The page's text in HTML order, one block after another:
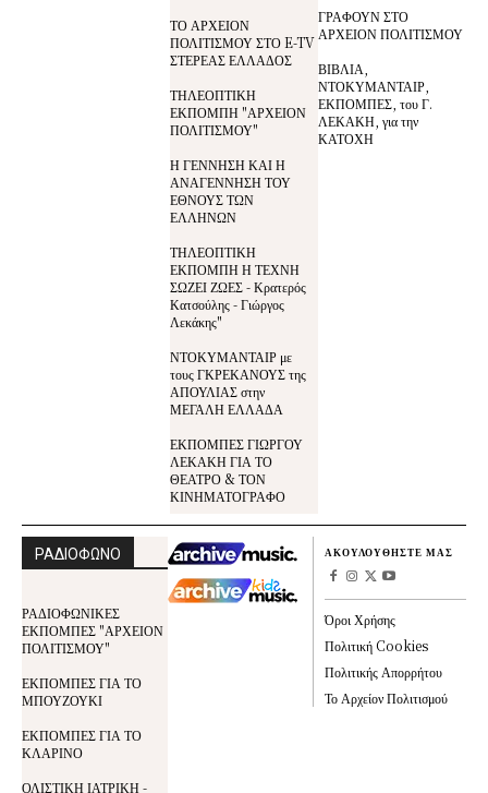
ΤΟ ΑΡΧΕΙΟΝ
ΠΟΛΙΤΙΣΜΟΥ ΣΤΟ E-TV
ΣΤΕΡΕΑΣ ΕΛΛΑΔΟΣ
ΤΗΛΕΟΠΤΙΚΗ
ΕΚΠΟΜΠΗ "ΑΡΧΕΙΟΝ
ΠΟΛΙΤΙΣΜΟΥ"
Η ΓΕΝΝΗΣΗ ΚΑΙ Η
ΑΝΑΓΕΝΝΗΣΗ ΤΟΥ
ΕΘΝΟΥΣ ΤΩΝ
ΕΛΛΗΝΩΝ
ΤΗΛΕΟΠΤΙΚΗ
ΕΚΠΟΜΠΗ Η ΤΕΧΝΗ
ΣΩΖΕΙ ΖΩΕΣ - Κρατερός
Κατσούλης - Γιώργος
Λεκάκης"
ΝΤΟΚΥΜΑΝΤΑΙΡ με
τους ΓΚΡΕΚΑΝΟΥΣ της
ΑΠΟΥΛΙΑΣ στην
ΜΕΓΑΛΗ ΕΛΛΑΔΑ
ΕΚΠΟΜΠΕΣ ΓΙΩΡΓΟΥ
ΛΕΚΑΚΗ ΓΙΑ ΤΟ
ΘΕΑΤΡΟ & ΤΟΝ
ΚΙΝΗΜΑΤΟΓΡΑΦΟ
ΓΡΑΦΟΥΝ ΣΤΟ
ΑΡΧΕΙΟΝ ΠΟΛΙΤΙΣΜΟΥ
ΒΙΒΛΙΑ,
ΝΤΟΚΥΜΑΝΤΑΙΡ,
ΕΚΠΟΜΠΕΣ, του Γ.
ΛΕΚΑΚΗ, για την
ΚΑΤΟΧΗ
ΡΑΔΙΟΦΩΝΟ
ΡΑΔΙΟΦΩΝΙΚΕΣ
ΕΚΠΟΜΠΕΣ "ΑΡΧΕΙΟΝ
ΠΟΛΙΤΙΣΜΟΥ"
ΕΚΠΟΜΠΕΣ ΓΙΑ ΤΟ
ΜΠΟΥΖΟΥΚΙ
ΕΚΠΟΜΠΕΣ ΓΙΑ ΤΟ
ΚΛΑΡΙΝΟ
ΟΛΙΣΤΙΚΗ ΙΑΤΡΙΚΗ -
ΑΚΟΥΛΟΥΘΗΣΤΕ ΜΑΣ
Όροι Χρήσης
Πολιτική Cookies
Πολιτικής Απορρήτου
Το Αρχείον Πολιτισμού